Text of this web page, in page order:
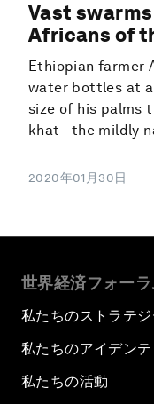
Vast
Africans of
Ethiopian farmer
water bottles at
size of his palms
khat - the mildly
2020年01月30日
世界経済フォー
私たちのストラテジ
私たちのアイデンテ
私たちの活動